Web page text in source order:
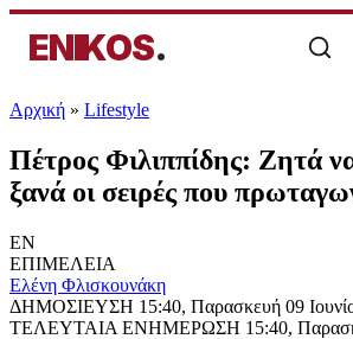
ENIKOS.
Αρχική » Lifestyle
Πέτρος Φιλιππίδης: Ζητά
ξανά οι σειρές που
EN
ΕΠΙΜΕΛΕΙΑ
Ελένη Φλισκουνάκη
ΔΗΜΟΣΙΕΥΣΗ 15:40, Παρασκευή 09
ΤΕΛΕΥΤΑΙΑ ΕΝΗΜΕΡΩΣΗ 15:40,